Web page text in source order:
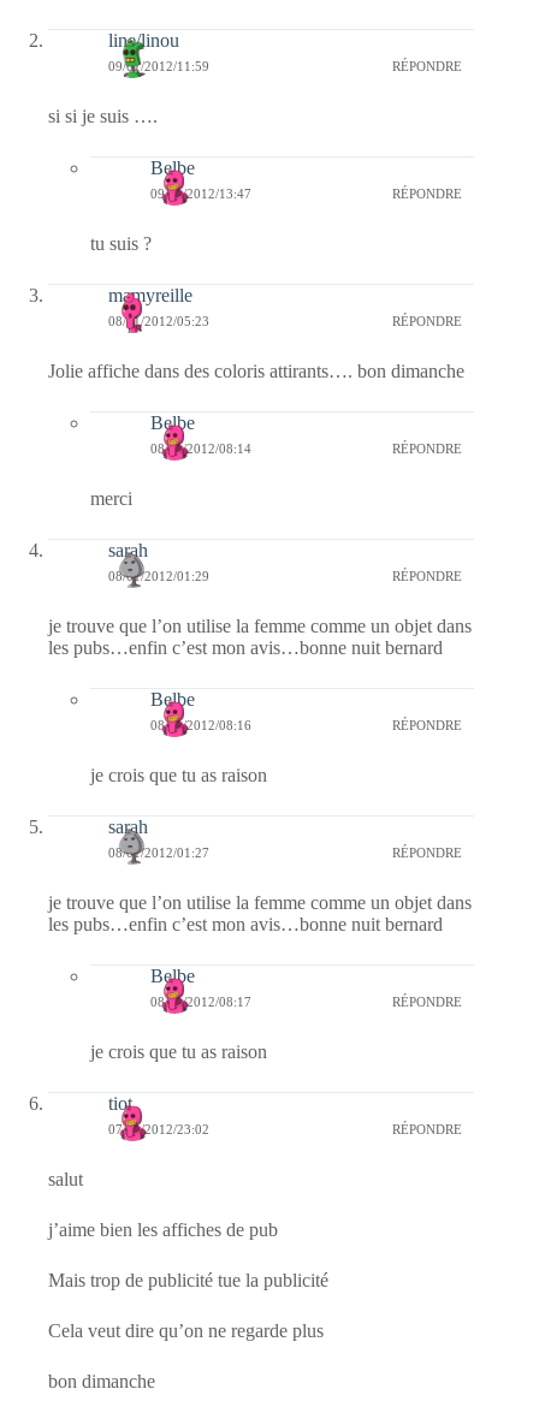
line/linou
09/01/2012/11:59 RÉPONDRE
si si je suis ….
Belbe
09/01/2012/13:47 RÉPONDRE
tu suis ?
mamyreille
08/01/2012/05:23 RÉPONDRE
Jolie affiche dans des coloris attirants…. bon dimanche
Belbe
08/01/2012/08:14 RÉPONDRE
merci
sarah
08/01/2012/01:29 RÉPONDRE
je trouve que l’on utilise la femme comme un objet dans
les pubs…enfin c’est mon avis…bonne nuit bernard
Belbe
08/01/2012/08:16 RÉPONDRE
je crois que tu as raison
sarah
08/01/2012/01:27 RÉPONDRE
je trouve que l’on utilise la femme comme un objet dans
les pubs…enfin c’est mon avis…bonne nuit bernard
Belbe
08/01/2012/08:17 RÉPONDRE
je crois que tu as raison
tiot
07/01/2012/23:02 RÉPONDRE
salut
j’aime bien les affiches de pub
Mais trop de publicité tue la publicité
Cela veut dire qu’on ne regarde plus
bon dimanche